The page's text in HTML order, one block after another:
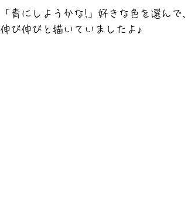
「青にしようかな!」好きな色を選んで、
伸び伸びと描いていましたよ♪